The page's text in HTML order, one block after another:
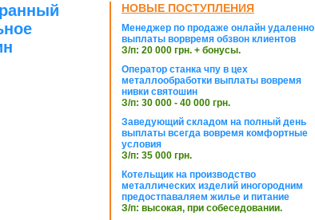
НОВЫЕ ПОСТУПЛЕНИЯ
Менеджер по продаже онлайн удаленно
выплаты ворвремя обзвон клиентов
З/п: 20 000 грн. + бонусы.
Оператор станка чпу в цех
металлообработки выплаты вовремя
нивки святошин
З/п: 30 000 - 40 000 грн.
Заведующий складом на полный день
выплаты всегда вовремя комфортные
условия
З/п: 35 000 грн.
Котельщик на производство
металлических изделий иногородним
предостпаваляем жилье и питание
З/п: высокая, при собеседовании.